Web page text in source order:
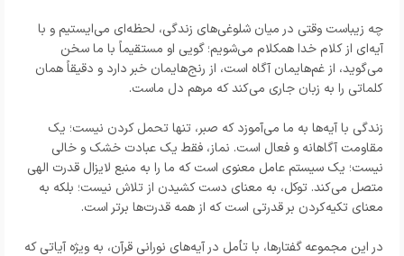
چه زیباست وقتی در میان شلوغی‌های زندگی، لحظه‌ای می‌ایستیم و با
آیه‌ای از کلام خدا همکلام می‌شویم؛ گویی او مستقیماً با ما سخن
می‌گوید، از غم‌هایمان آگاه است، از رنج‌هایمان خبر دارد و دقیقاً همان
کلماتی را به زبان جاری می‌کند که مرهم دل ماست.
زندگی با آیه‌ها به ما می‌آموزد که صبر، تنها تحمل کردن نیست؛ یک
مقاومت آگاهانه و فعال است. نماز، فقط یک عبادت خشک و خالی
نیست؛ یک سیستم عامل معنوی است که ما را به منبع لایزال قدرت الهی
متصل می‌کند. توکل، به معنای دست کشیدن از تلاش نیست؛ بلکه به
معنای تکیه‌کردن بر قدرتی است که از همه قدرت‌ها برتر است.
در این مجموعه گفتارها، با تأمل در آیه‌های نورانی قرآن، به ویژه آیاتی که